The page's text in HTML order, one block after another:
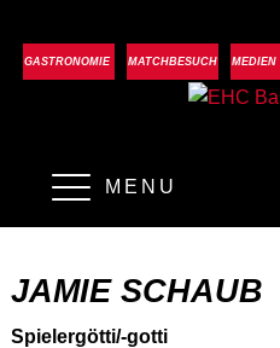
GASTRONOMIE MATCHBESUCH MEDIEN
MENU
JAMIE SCHAUB
Spielergötti/-gotti